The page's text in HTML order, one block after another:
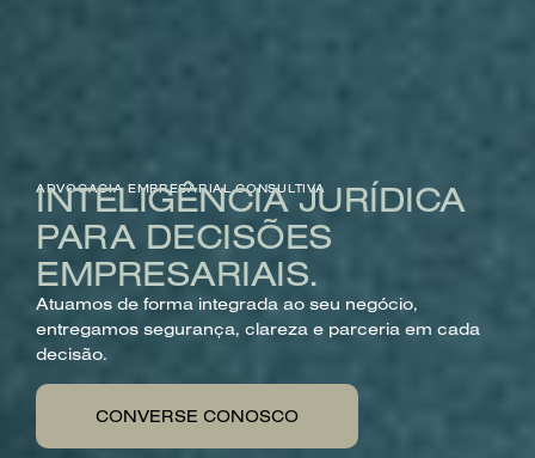
ADVOCACIA EMPRESARIAL CONSULTIVA
INTELIGÊNCIA JURÍDICA
PARA DECISÕES
EMPRESARIAIS.
Atuamos de forma integrada ao seu negócio,
entregamos segurança, clareza e parceria em cada
decisão.
CONVERSE CONOSCO